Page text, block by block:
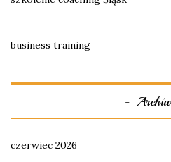
business training
czerwiec 2026